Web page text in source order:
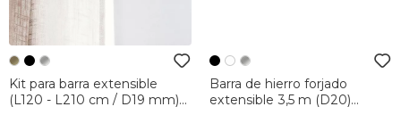
Kit para barra extensible
(L120 - L210 cm / D19 mm)
Barra de hierro forjado
extensible 3,5 m (D20)